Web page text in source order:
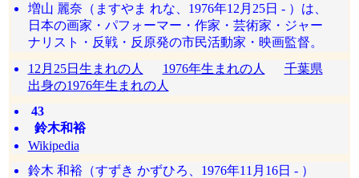
増山 麗奈（ますやま れな、1976年12月25日 - ）は、
日本の画家・パフォーマー・作家・芸術家・ジャー
ナリスト・反戦・反原発の市民活動家・映画監督。
12月25日生まれの人
1976年生まれの人
千葉県
出身の1976年生まれの人
43
鈴木和裕
Wikipedia
鈴木 和裕（すずき かずひろ、1976年11月16日 - ）